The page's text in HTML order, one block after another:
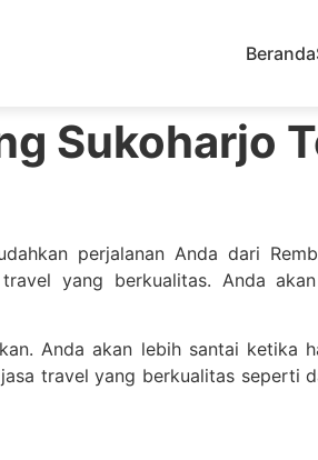
Beranda
Sukoharjo
perjalanan Anda dari
yang berkualitas. Anda
Anda akan lebih santai ketika
travel yang berkualitas seperti